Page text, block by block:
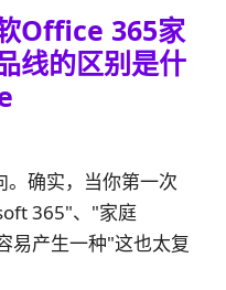
Office 365家
线的区别是什
。确实，当你第一次
365"、"家庭
易产生一种"这也太复